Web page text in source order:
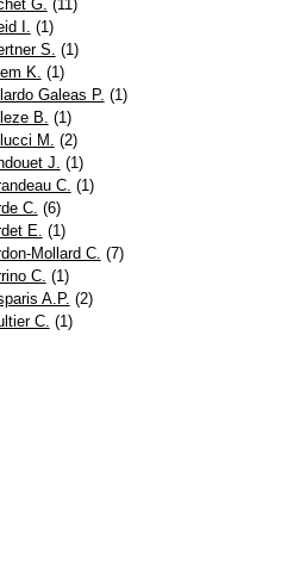
G. (11)
I. (1)
S. (1)
K. (1)
Galeas P. (1)
B. (1)
M. (2)
J. (1)
C. (1)
C. (6)
E. (1)
Mollard C. (7)
C. (1)
A.P. (2)
C. (1)